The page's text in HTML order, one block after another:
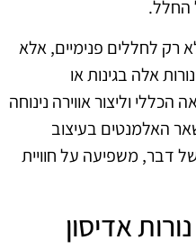
החלל.
רק לחללים פנימיים, אלא
אלה בגינות או
וליצור אווירה נינוחה
האלמנטים בעיצוב
דבר, משפיעה על חוויית
אדיסון